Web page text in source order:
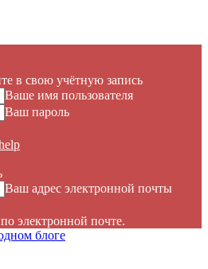
в свою учётную запись
Ваше имя пользователя
Ваш пароль
Ваш адрес электронной почты
электронной почте.
блоге